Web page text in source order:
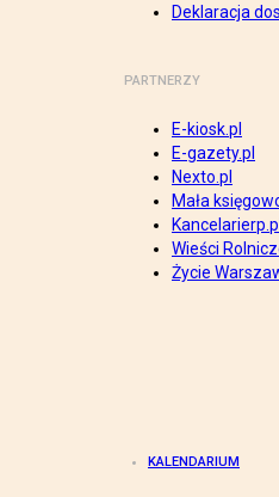
Deklaracja
PARTNERZY
E-kiosk.pl
E-gazety.pl
Nexto.pl
Mała
Kancelarierp.pl
Wieści
Życie
KALENDARIUM